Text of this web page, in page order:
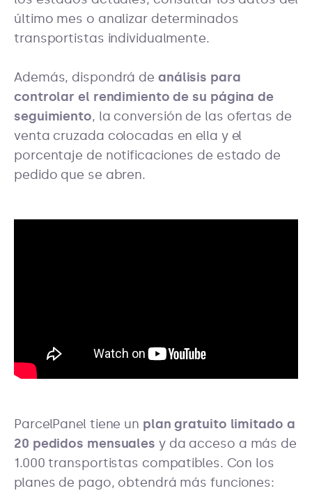
último mes o analizar determinados
transportistas individualmente.
Además, dispondrá de análisis para
controlar el rendimiento de su página de
seguimiento, la conversión de las ofertas de
venta cruzada colocadas en ella y el
porcentaje de notificaciones de estado de
pedido que se abren.
ParcelPanel tiene un plan gratuito limitado a
20 pedidos mensuales y da acceso a más de
1.000 transportistas compatibles. Con los
planes de pago, obtendrá más funciones: